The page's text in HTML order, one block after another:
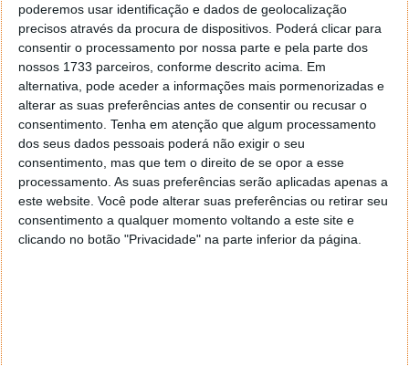
poderemos usar identificação e dados de geolocalização
precisos através da procura de dispositivos. Poderá clicar para
consentir o processamento por nossa parte e pela parte dos
nossos 1733 parceiros, conforme descrito acima. Em
alternativa, pode aceder a informações mais pormenorizadas e
alterar as suas preferências antes de consentir ou recusar o
consentimento. Tenha em atenção que algum processamento
dos seus dados pessoais poderá não exigir o seu
consentimento, mas que tem o direito de se opor a esse
processamento. As suas preferências serão aplicadas apenas a
este website. Você pode alterar suas preferências ou retirar seu
consentimento a qualquer momento voltando a este site e
clicando no botão "Privacidade" na parte inferior da página.
Definitivamente a Chia é uma das criptomoedas que
mais tem dado que falar. E a moeda digital ecológica
tem a vantagem de poder ser minerada através de
discos HDD e SSD, tornando-a numa prática que
consome menos energia.
Recentemente a empresa de armazenamento
Backblaze, criou uma forma de os utilizadores
realizarem o seu cultivo de Chia na nuvem.